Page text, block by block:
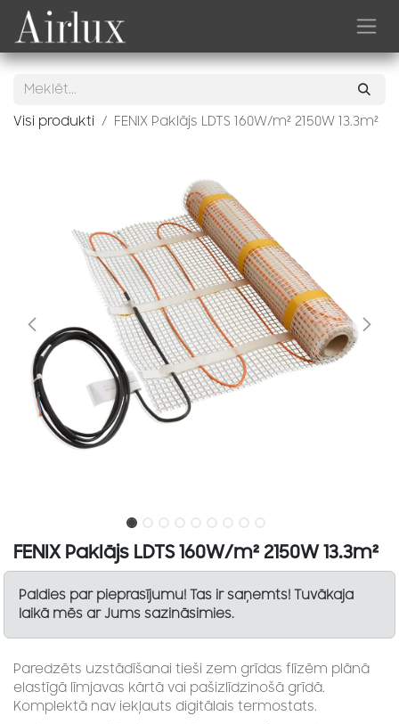
Skip to Content
Visi produkti FENIX Paklājs LDTS 160W/m² 2150W 13.3m²
FENIX Paklājs LDTS 160W/m² 2150W 13.3m²
Paldies par pieprasījumu! Tas ir saņemts! Tuvākaja
laikā mēs ar Jums sazināsimies.
Paredzēts uzstādīšanai tieši zem grīdas flīzēm plānā
elastīgā līmjavas kārtā vai pašizlīdzinošā grīdā.
Komplektā nav iekļauts digitālais termostats.